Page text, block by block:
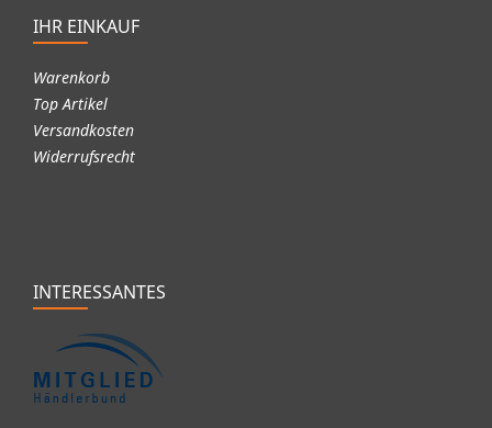
IHR EINKAUF
Warenkorb
Top Artikel
Versandkosten
Widerrufsrecht
INTERESSANTES